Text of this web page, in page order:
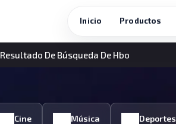
Inicio Productos
Resultado De Búsqueda De Hbo
Cine Música Deportes